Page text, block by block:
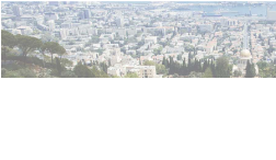
לחץ
כאן
לחץ
כדי